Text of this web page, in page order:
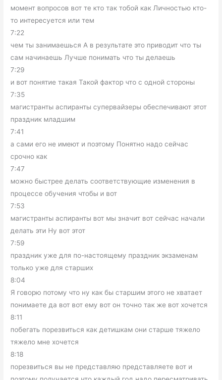
момент вопросов вот те кто так тобой как Личностью кто-
то интересуется или тем
7:22
чем ты занимаешься А в результате это приводит что ты
сам начинаешь Лучше понимать что ты делаешь
7:29
и вот понятие такая Такой фактор что с одной стороны
7:35
магистранты аспиранты супервайзеры обеспечивают этот
праздник младшим
7:41
а сами его не имеют и поэтому Понятно надо сейчас
срочно как
7:47
можно быстрее делать соответствующие изменения в
процессе обучения чтобы и вот
7:53
магистранты аспиранты вот мы значит вот сейчас начали
делать эти Ну вот этот
7:59
праздник уже для по-настоящему праздник экзаменам
только уже для старших
8:04
Я говорю потому что ну как бы старшим этого не хватает
понимаете да вот вот ему вот он точно так же вот хочется
8:11
побегать порезвиться как детишкам они старше тяжело
тяжело мне хочется
8:18
порезвиться вы не представляю представляете вот и